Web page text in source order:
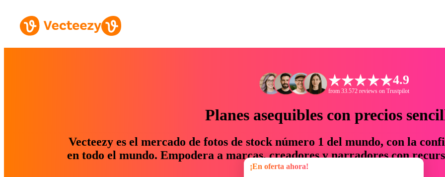
4.9
from 33.572 reviews on Trustpilot
Planes asequibles con precios
Vecteezy es el mercado de fotos de stock número 1 del mundo, con la
en todo el mundo. Empodera a marcas, creadores y narradores con
un 76 % en tiempo y presupuesto.
¡En oferta ahora!